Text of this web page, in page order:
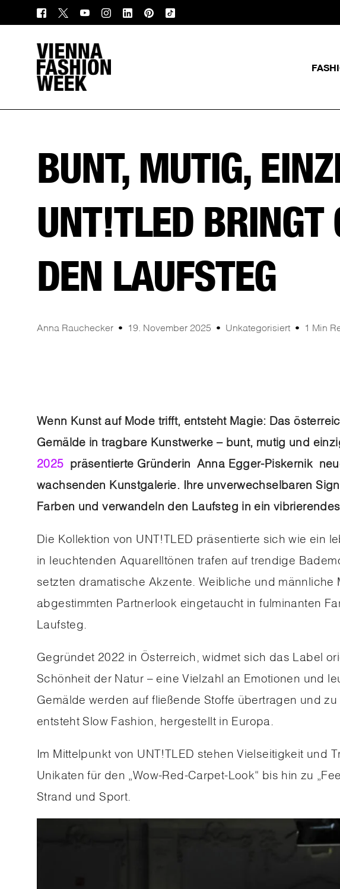
BUNT, MUTIG,
UNT!TLED BRINGT
DEN LAUFSTEG
Anna Rauchecker 19. November 2025 Unkategorisiert 1 Min
Wenn Kunst auf Mode trifft, entsteht Magie: Das
Gemälde in tragbare Kunstwerke – bunt, mutig und
2025 präsentierte Gründerin Anna Egger-Piskernik
wachsenden Kunstgalerie. Ihre unverwechselbaren
Farben und verwandeln den Laufsteg in ein
Die Kollektion von UNT!TLED präsentierte sich wie ein
in leuchtenden Aquarelltönen trafen auf trendige
setzten dramatische Akzente. Weibliche und
abgestimmten Partnerlook eingetaucht in fulminanten
Laufsteg.
Gegründet 2022 in Österreich, widmet sich das Label
Schönheit der Natur – eine Vielzahl an Emotionen und
Gemälde werden auf fließende Stoffe übertragen und
entsteht Slow Fashion, hergestellt in Europa.
Im Mittelpunkt von UNT!TLED stehen Vielseitigkeit und
Unikaten für den „Wow-Red-Carpet-Look“ bis hin zu
Strand und Sport.